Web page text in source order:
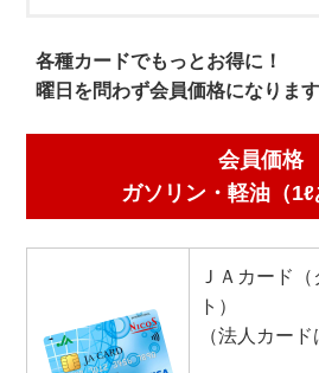
各種カードでもっとお得に！
曜日を問わず会員価格になります
会員価格
ガソリン・軽油（1ℓ
ＪＡカード
ト）
（法人カード